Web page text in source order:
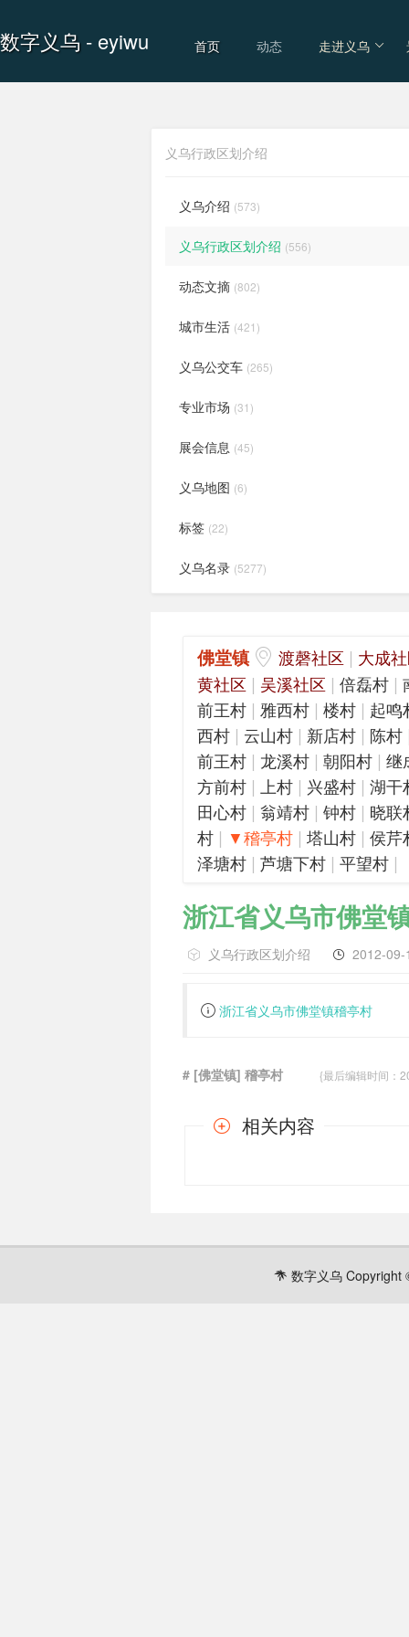
数字义乌 - eyiwu 首页 动态 走进义乌
义乌行政区划介绍
义乌介绍 (573)
义乌行政区划介绍 (556)
动态文摘 (802)
城市生活 (421)
义乌公交车 (265)
专业市场 (31)
展会信息 (45)
义乌地图 (6)
标签 (22)
义乌名录 (5277)
佛堂镇 渡磬社区 | 大成
黄社区 | 吴溪社区 | 倍磊村 |
前王村 | 雅西村 | 楼村 | 起鸣
西村 | 云山村 | 新店村 | 陈村
前王村 | 龙溪村 | 朝阳村 | 继
方前村 | 上村 | 兴盛村 | 湖干
田心村 | 翁靖村 | 钟村 | 晓联
村 | ▼稽亭村 | 塔山村 | 侯芹
泽塘村 | 芦塘下村 | 平望村 |
浙江省义乌市佛堂
义乌行政区划介绍 2012-09-
浙江省义乌市佛堂镇稽亭村
# [佛堂镇] 稽亭村 {最后编辑时间：
相关内容
数字义乌